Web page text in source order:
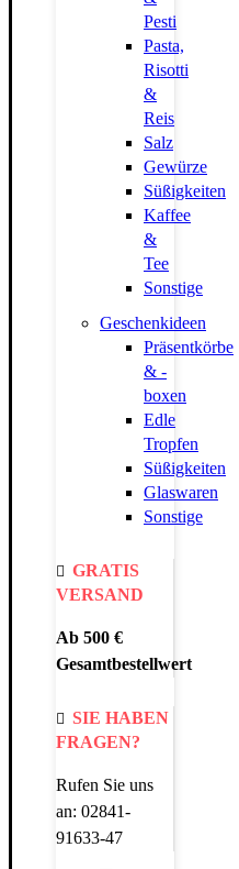
Pesti
Pasta,
Risotti
&
Reis
Salz
Gewürze
Süßigkeiten
Kaffee
&
Tee
Sonstige
Geschenkideen
Präsentkörbe
& -
boxen
Edle
Tropfen
Süßigkeiten
Glaswaren
Sonstige
GRATIS
VERSAND
Ab 500 €
Gesamtbestellwert
SIE HABEN
FRAGEN?
Rufen Sie uns
an: 02841-
91633-47